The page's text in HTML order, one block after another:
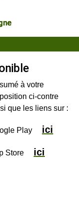
à votre
ci-contre
que les liens sur :
Play ici
Store ici